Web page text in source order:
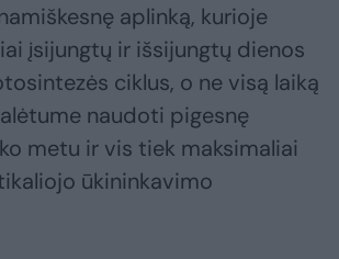
aplinką, kurioje
įsijungtų ir išsijungtų dienos
ciklus, o ne visą laiką
naudoti pigesnę
metu ir vis tiek maksimaliai
ūkininkavimo